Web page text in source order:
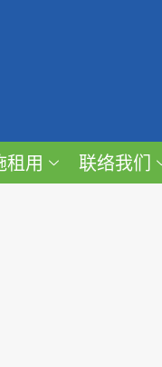
租用 联络我们